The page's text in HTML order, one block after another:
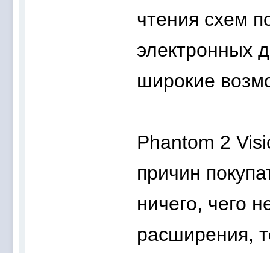
чтения схем
электронных
широкие
Phantom 2
причин
ничего, чего
расширения,